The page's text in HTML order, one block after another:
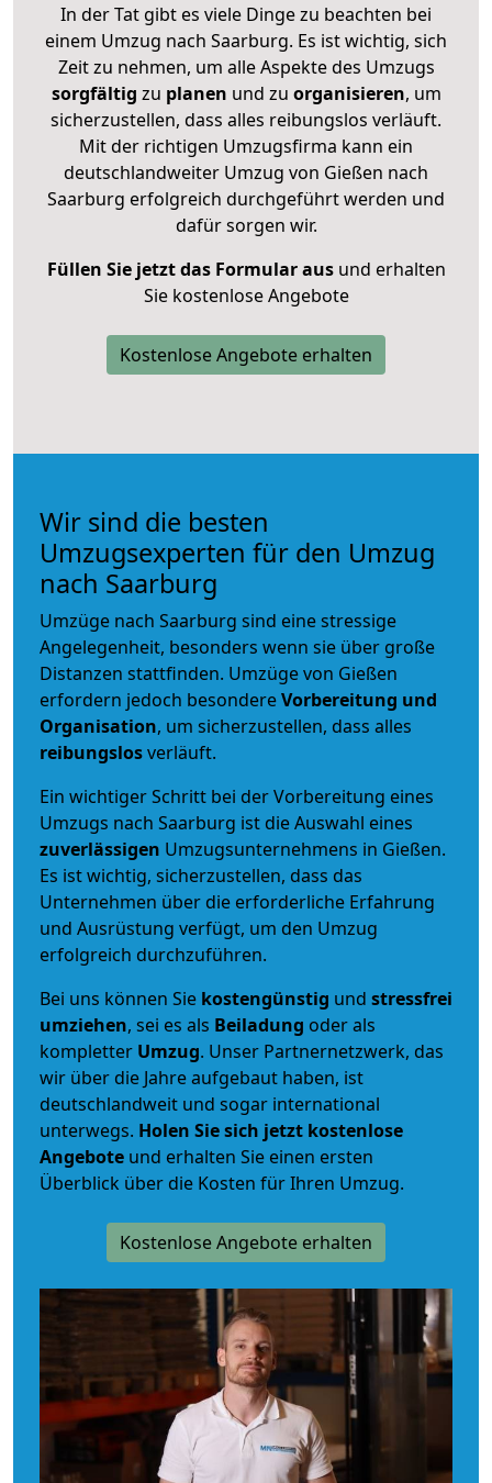
In der Tat gibt es viele Dinge zu beachten bei
einem Umzug nach Saarburg. Es ist wichtig, sich
Zeit zu nehmen, um alle Aspekte des Umzugs
sorgfältig zu planen und zu organisieren, um
sicherzustellen, dass alles reibungslos verläuft.
Mit der richtigen Umzugsfirma kann ein
deutschlandweiter Umzug von Gießen nach
Saarburg erfolgreich durchgeführt werden und
dafür sorgen wir.
Füllen Sie jetzt das Formular ausund erhalten
Sie kostenlose Angebote
Kostenlose Angebote erhalten
Wir sind die besten
Umzugsexperten für den Umzug
nach Saarburg
Umzüge nach Saarburg sind eine stressige
Angelegenheit, besonders wenn sie über große
Distanzen stattfinden. Umzüge von Gießen
erfordern jedoch besondereVorbereitung und
Organisation, um sicherzustellen, dass alles
reibungslosverläuft.
Ein wichtiger Schritt bei der Vorbereitung eines
Umzugs nach Saarburg ist die Auswahl eines
zuverlässigen Umzugsunternehmens in Gießen.
Es ist wichtig, sicherzustellen, dass das
Unternehmen über die erforderliche Erfahrung
und Ausrüstung verfügt, um den Umzug
erfolgreich durchzuführen.
Bei uns können Sie kostengünstig und stressfrei
umziehen, sei es als Beiladung oder als
kompletter Umzug. Unser Partnernetzwerk, das
wir über die Jahre aufgebaut haben, ist
deutschlandweit und sogar international
unterwegs. Holen Sie sich jetzt kostenlose
Angebote und erhalten Sie einen ersten
Überblick über die Kosten für Ihren Umzug.
Kostenlose Angebote erhalten